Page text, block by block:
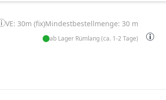
VE: 30m (fix)Mindestbestellmenge: 30 m
ab Lager Rümlang (ca. 1-2 Tage)